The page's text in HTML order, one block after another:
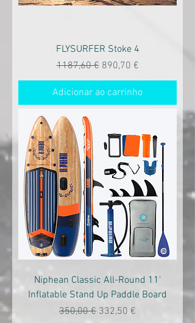
FLYSURFER Stoke 4
Preço normal
1187,60 € Preço promocional
890,70 €
Adicionar ao carrinho
Niphean Classic All-Round 11'
Inflatable Stand Up Paddle Board
Preço normal
350,00 € Preço promocional
332,50 €